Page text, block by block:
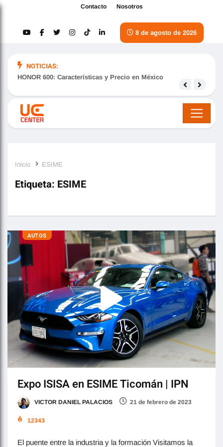
Contacto Nosotros
8 de agosto de 2026
NOTICIAS:
HONOR 600: Características y Precio en México
Inicio ESIME
Etiqueta: ESIME
AUTOS
Expo ISISA en ESIME Ticomán | IPN
VICTOR DANIEL PALACIOS 21 de febrero de 2023
12343
El puente entre la industria y la formación Visitamos la